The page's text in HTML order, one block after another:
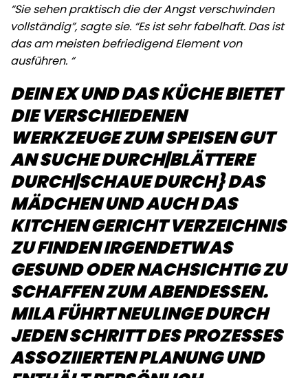
“Sie sehen praktisch die der Angst verschwinden
vollständig”, sagte sie. “Es ist sehr fabelhaft. Das ist
das am meisten befriedigend Element von
ausführen. “
DEIN EX UND DAS KÜCHE BIETET
DIE VERSCHIEDENEN
WERKZEUGE ZUM SPEISEN GUT
AN SUCHE DURCH|BLÄTTERE
DURCH|SCHAUE DURCH} DAS
MÄDCHEN UND AUCH DAS
KITCHEN GERICHT VERZEICHNIS
ZU FINDEN IRGENDETWAS
GESUND ODER NACHSICHTIG ZU
SCHAFFEN ZUM ABENDESSEN.
MILA FÜHRT NEULINGE DURCH
JEDEN SCHRITT DES PROZESSES
ASSOZIIERTEN PLANUNG UND